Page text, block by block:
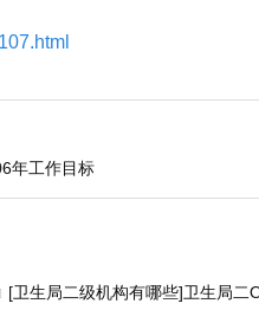
年工作目标
[卫生局二级机构有哪些]卫生局二